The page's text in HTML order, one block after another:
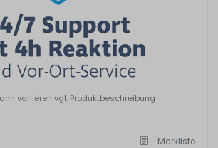
variieren vgl. Produktbeschreibung
Merkliste